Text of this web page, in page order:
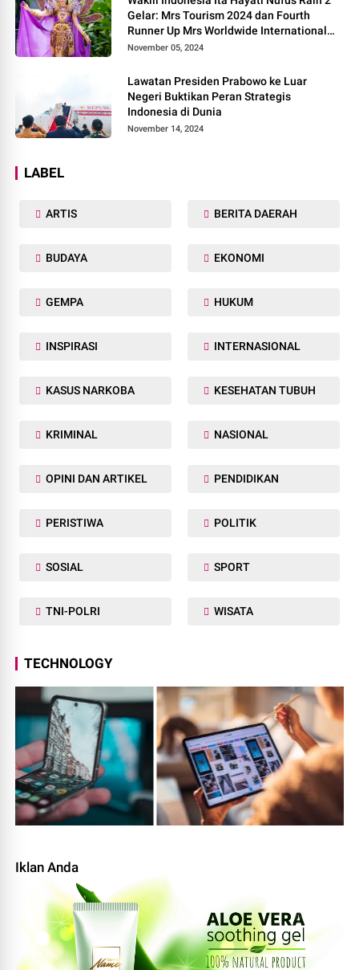
Gelar: Mrs Tourism 2024 dan Fourth
Runner Up Mrs Worldwide International
2024, di Pemilihan Mrs Worldwide 2024
November 05, 2024
Lawatan Presiden Prabowo ke Luar
Negeri Buktikan Peran Strategis
Indonesia di Dunia
November 14, 2024
LABEL
ARTIS BERITA DAERAH
BUDAYA EKONOMI
GEMPA HUKUM
INSPIRASI INTERNASIONAL
KASUS NARKOBA KESEHATAN TUBUH
KRIMINAL NASIONAL
OPINI DAN ARTIKEL PENDIDIKAN
PERISTIWA POLITIK
SOSIAL SPORT
TNI-POLRI WISATA
TECHNOLOGY
Iklan Anda